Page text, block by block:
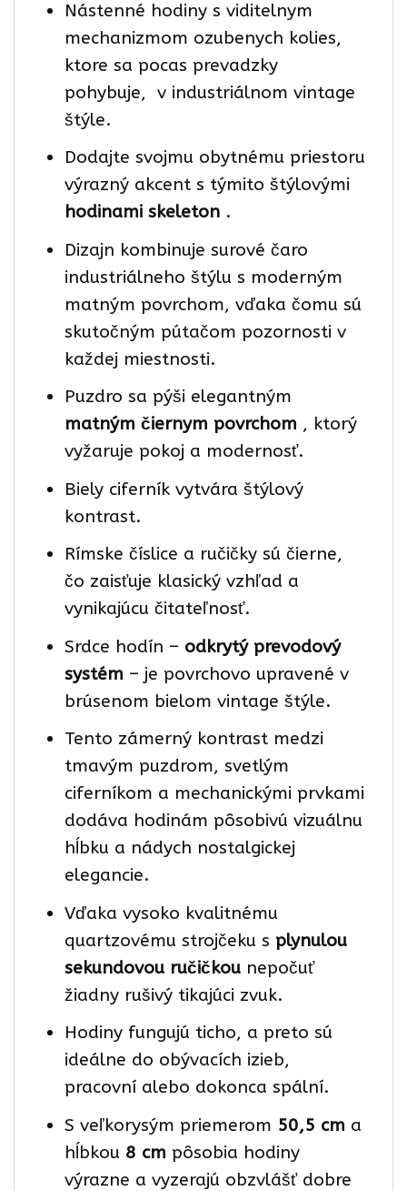
Nástenné hodiny s viditelnym
mechanizmom ozubenych kolies,
ktore sa pocas prevadzky
pohybuje, v industriálnom vintage
štýle.
Dodajte svojmu obytnému priestoru
výrazný akcent s týmito štýlovými
hodinami skeleton.
Dizajn kombinuje surové čaro
industriálneho štýlu s moderným
matným povrchom, vďaka čomu sú
skutočným pútačom pozornosti v
každej miestnosti.
Puzdro sa pýši elegantným
matným čiernym povrchom , ktorý
vyžaruje pokoj a modernosť.
Biely ciferník vytvára štýlový
kontrast.
Rímske číslice a ručičky sú čierne,
čo zaisťuje klasický vzhľad a
vynikajúcu čitateľnosť.
Srdce hodín – odkrytý prevodový
systém – je povrchovo upravené v
brúsenom bielom vintage štýle.
Tento zámerný kontrast medzi
tmavým puzdrom, svetlým
ciferníkom a mechanickými prvkami
dodáva hodinám pôsobivú vizuálnu
hĺbku a nádych nostalgickej
elegancie.
Vďaka vysoko kvalitnému
quartzovému strojčeku s plynulou
sekundovou ručičkounepočuť
žiadny rušivý tikajúci zvuk.
Hodiny fungujú ticho, a preto sú
ideálne do obývacích izieb,
pracovní alebo dokonca spální.
S veľkorysým priemerom 50,5 cm a
hĺbkou 8 cm pôsobia hodiny
výrazne a vyzerajú obzvlášť dobre